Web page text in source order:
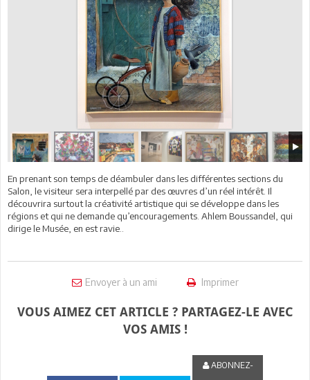
En prenant son temps de déambuler dans les différentes sections du
Salon, le visiteur sera interpellé par des œuvres d’un réel intérêt. Il
découvrira surtout la créativité artistique qui se développe dans les
régions et qui ne demande qu’encouragements. Ahlem Boussandel, qui
dirige le Musée, en est ravie..
Envoyer à un ami Imprimer
VOUS AIMEZ CET ARTICLE ? PARTAGEZ-LE AVEC
VOS AMIS !
ABONNEZ-